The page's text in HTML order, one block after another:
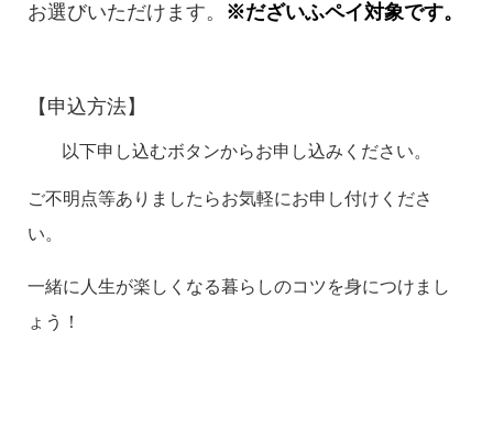
お選びいただけます。 ※だざいふペイ対象です。
【申込方法】
以下申し込むボタンからお申し込みください。
ご不明点等ありましたらお気軽にお申し付けくださ
い。
一緒に人生が楽しくなる暮らしのコツを身につけまし
ょう！